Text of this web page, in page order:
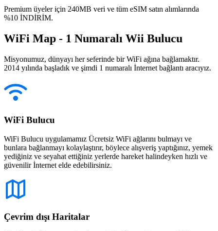
Premium üyeler için 240MB veri ve tüm eSIM satın alımlarında
%10 İNDİRİM.
WiFi Map - 1 Numaralı Wii Bulucu
Misyonumuz, dünyayı her seferinde bir WiFi ağına bağlamaktır.
2014 yılında başladık ve şimdi 1 numaralı İnternet bağlantı aracıyız.
WiFi Bulucu
WiFi Bulucu uygulamamız Ücretsiz WiFi ağlarını bulmayı ve
bunlara bağlanmayı kolaylaştırır, böylece alışveriş yaptığınız, yemek
yediğiniz ve seyahat ettiğiniz yerlerde hareket halindeyken hızlı ve
güvenilir İnternet elde edebilirsiniz.
Çevrim dışı Haritalar